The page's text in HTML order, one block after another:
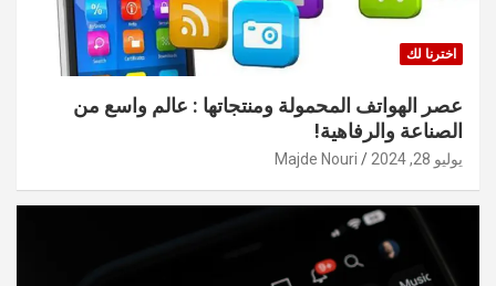
اخترنا لك
عصر الهواتف المحمولة ومنتجاتها : عالم واسع من
الصناعة والرفاهية!
يوليو 28, 2024 Majde Nouri